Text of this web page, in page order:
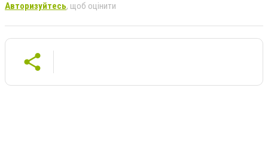
Авторизуйтесь, щоб оцінити